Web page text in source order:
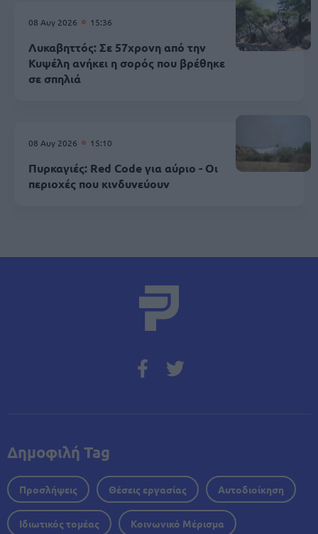
08 Αυγ 2026 15:36
Λυκαβηττός: Σε 57χρονη από την
Κυψέλη ανήκει η σορός που βρέθηκε
σε σπηλιά
08 Αυγ 2026 15:10
Πυρκαγιές: Red Code για αύριο - Οι
περιοχές που κινδυνεύουν
Δημοφιλή Tag
Προσλήψεις Θέσεις εργασίας Αυτοδιοίκηση
Ιδιωτικός τομέας Κοινωνικό Μέρισμα